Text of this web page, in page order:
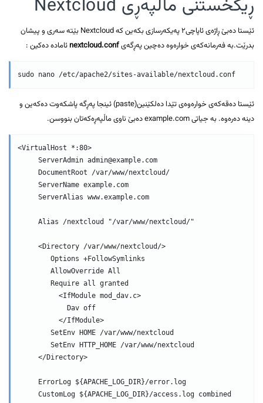
ڕیکخستنی ماڵپەڕی Nextcloud
ئێستا دەبێ ڕاژەی ئاپاچی٢ پەیکەرسازی بکەین کە Nextcloud بێتە سەری و پیشان
بدرێت.بە فەرمانەکەی خوارەوە دەچین پەڕگەیnextcloud.confئامادە دەکین :
sudo nano /etc/apache2/sites-available/nextcloud.conf
ئێستا دەقەکەی خوارەوەی تێدا دەلکێنین(paste) ئینجا پەڕگە پاشکەوت دەکەین و
دینە دەرەوە. بە جیاتی example.com دەبێ ناوی ماڵپەڕەکەتان بنووسن.
<VirtualHost *:80>